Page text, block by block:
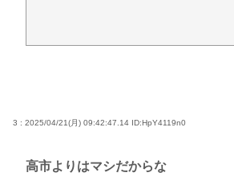
3 : 2025/04/21(月) 09:42:47.14 ID:HpY4119n0
高市よりはマシだからな